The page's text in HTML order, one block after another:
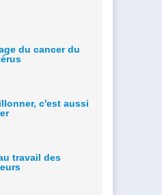
du cancer du
c'est aussi
travail des